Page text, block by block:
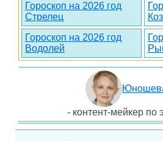
Гороскоп на 2026 год
Стрелец
Гороскоп на 2026 год
Водолей
- контент-мейкер по